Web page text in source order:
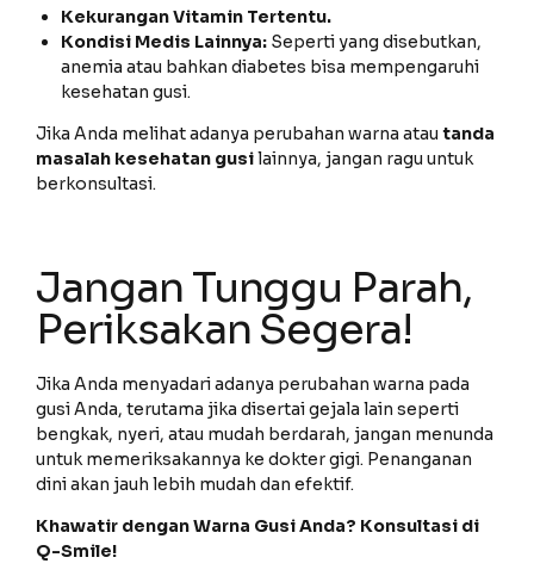
Kekurangan Vitamin Tertentu.
Kondisi Medis Lainnya: Seperti yang disebutkan,
anemia atau bahkan diabetes bisa mempengaruhi
kesehatan gusi.
Jika Anda melihat adanya perubahan warna atau tanda
masalah kesehatan gusilainnya, jangan ragu untuk
berkonsultasi.
Jangan Tunggu Parah,
Periksakan Segera!
Jika Anda menyadari adanya perubahan warna pada
gusi Anda, terutama jika disertai gejala lain seperti
bengkak, nyeri, atau mudah berdarah, jangan menunda
untuk memeriksakannya ke dokter gigi. Penanganan
dini akan jauh lebih mudah dan efektif.
Khawatir dengan Warna Gusi Anda? Konsultasi di
Q-Smile!